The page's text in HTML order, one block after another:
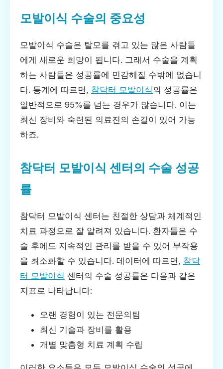
모발이식 수술의 중요성
모발이식 수술은 탈모를 겪고 있는 많은 사람들
에게 새로운 희망이 됩니다. 그래서 수술을 계획
하는 사람들은 성공률에 민감해질 수밖에 없습니
다. 통계에 따르면, 참닥터 모발이식의 성공률은
일반적으로 95%를 넘는 경우가 많습니다. 이는
최신 장비와 숙련된 의료진의 손길이 있어 가능
하죠.
참닥터 모발이식 센터의 수술 성공
률
참닥터 모발이식 센터는 친절한 상담과 체계적인
치료 과정으로 잘 알려져 있습니다. 환자들은 수
술 후에도 지속적인 관리를 받을 수 있어 부작용
을 최소화할 수 있습니다. 데이터에 따르면, 참닥
터 모발이식 센터의 수술 성공률은 다음과 같은
지표로 나타납니다:
오랜 경험이 있는 전문의팀
최신 기술과 장비를 활용
개별 맞춤형 치료 계획 수립